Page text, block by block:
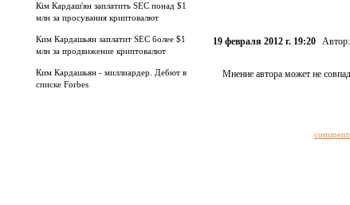
Кім Кардаш'ян заплатить SEC понад $1
млн за просування криптовалют
Ким Кардашьян заплатит SEC более $1
млн за продвижение криптовалют
Ким Кардашьян - миллиардер. Дебют в
списке Forbes
19 февраля 2012 г. 19:20 Автор:
Мнение автора может не